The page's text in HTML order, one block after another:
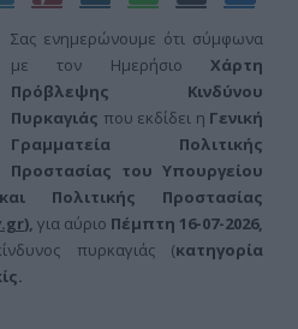
Σας ενημερώνουμε ότι σύμφωνα
με τον Ημερήσιο Χάρτη
Πρόβλεψης Κινδύνου
Πυρκαγιάς που εκδίδει η Γενική
Γραμματεία Πολιτικής
Προστασίας του Υπουργείου
Πολιτικής Προστασίας
), για αύριο Πέμπτη 16-07-2026,
πυρκαγιάς (κατηγορία